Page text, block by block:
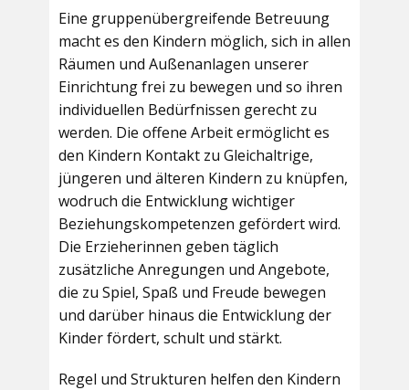
Eine gruppenübergreifende Betreuung
macht es den Kindern möglich, sich in allen
Räumen und Außenanlagen unserer
Einrichtung frei zu bewegen und so ihren
individuellen Bedürfnissen gerecht zu
werden. Die offene Arbeit ermöglicht es
den Kindern Kontakt zu Gleichaltrige,
jüngeren und älteren Kindern zu knüpfen,
wodruch die Entwicklung wichtiger
Beziehungskompetenzen gefördert wird.
Die Erzieherinnen geben täglich
zusätzliche Anregungen und Angebote,
die zu Spiel, Spaß und Freude bewegen
und darüber hinaus die Entwicklung der
Kinder fördert, schult und stärkt.
Regel und Strukturen helfen den Kindern